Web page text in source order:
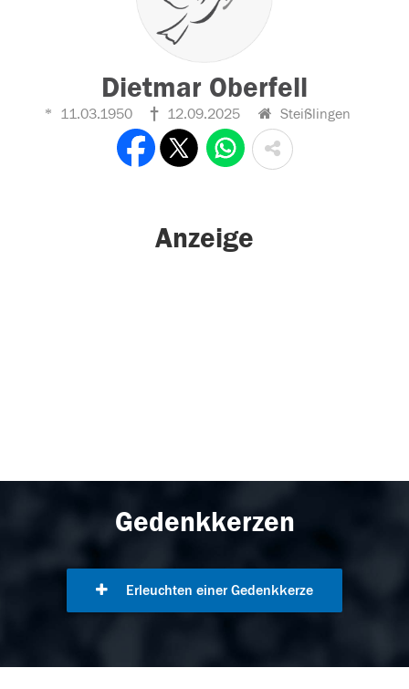
Dietmar Oberfell
11.03.1950 12.09.2025 Steißlingen
Anzeige
Gedenkkerzen
Erleuchten einer Gedenkkerze